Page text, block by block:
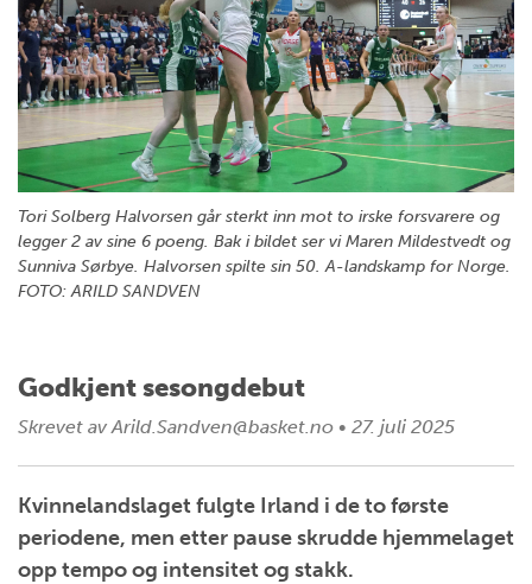
Tori Solberg Halvorsen går sterkt inn mot to irske forsvarere og
legger 2 av sine 6 poeng. Bak i bildet ser vi Maren Mildestvedt og
Sunniva Sørbye. Halvorsen spilte sin 50. A-landskamp for Norge.
FOTO: ARILD SANDVEN
Godkjent sesongdebut
Skrevet av Arild.Sandven@basket.no • 27. juli 2025
Kvinnelandslaget fulgte Irland i de to første
periodene, men etter pause skrudde hjemmelaget
opp tempo og intensitet og stakk.